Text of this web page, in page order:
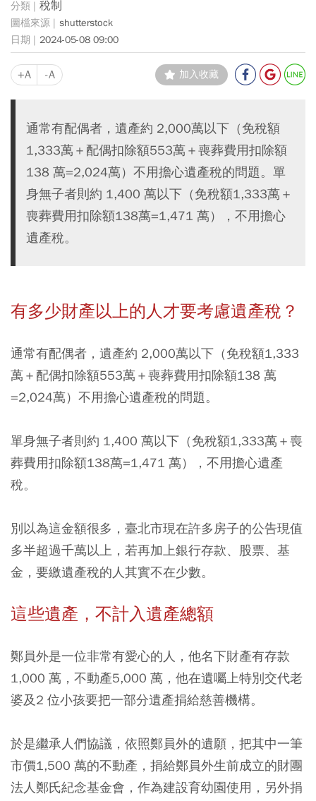
稅制
shutterstock
2024-05-08 09:00
+A -A 加入收藏
通常有配偶者，遺產約 2,000萬以下（免稅額
1,333萬＋配偶扣除額553萬＋喪葬費用扣除額
138 萬=2,024萬）不用擔心遺產稅的問題。單
身無子者則約 1,400 萬以下（免稅額1,333萬＋
喪葬費用扣除額138萬=1,471 萬），不用擔心
遺產稅。
有多少財產以上的人才要考慮遺產稅？
通常有配偶者，遺產約 2,000萬以下（免稅額1,333
萬＋配偶扣除額553萬＋喪葬費用扣除額138 萬
=2,024萬）不用擔心遺產稅的問題。
單身無子者則約 1,400 萬以下（免稅額1,333萬＋喪
葬費用扣除額138萬=1,471 萬），不用擔心遺產
稅。
別以為這金額很多，臺北市現在許多房子的公告現值
多半超過千萬以上，若再加上銀行存款、股票、基
金，要繳遺產稅的人其實不在少數。
這些遺產，不計入遺產總額
鄭員外是一位非常有愛心的人， 他名下財產有存款
1,000 萬，不動產5,000 萬，他在遺囑上特別交代老
婆及2 位小孩要把一部分遺產捐給慈善機構。
於是繼承人們協議，依照鄭員外的遺願，把其中一筆
市價1,500 萬的不動產，捐給鄭員外生前成立的財團
法人鄭氏紀念基金會，作為建設育幼園使用，另外捐